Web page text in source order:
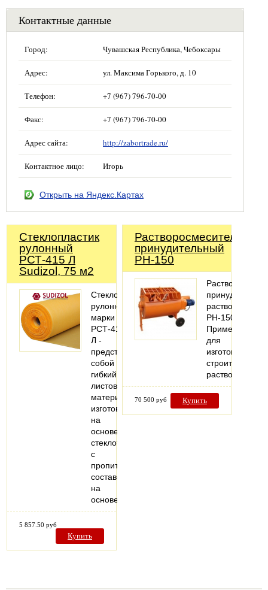
Контактные данные
Город: Чувашская Республика, Чебоксары
Адрес: ул. Максима Горького, д. 10
Телефон: +7 (967) 796-70-00
Факс: +7 (967) 796-70-00
Адрес сайта: http://zabortrade.ru/
Контактное лицо: Игорь
Открыть на Яндекс.Картах
Стеклопластик
рулонный
РСТ-415 Л
Sudizol, 75 м2
Cтеклопластик
рулонный
марки
РСТ-415
Л -
представляет
собой
гибкий
листовой
материал,
изготовленный
на
основе
стеклоткани
c
пропиточным
составом
на
основе…
5 857.50 руб
Купить
Растворосмеситель
принудительный
РН-150
РН-150.
Применяется
для
изготовления
строительных
растворов.
70 500 руб Купить